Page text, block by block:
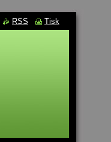
RSS Tisk